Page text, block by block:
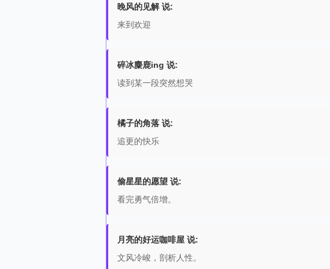
晚风的见解 说:
来到欢迎
碎冰麋鹿ing 说:
读到某一段突然想哭
橘子的角落 说:
追更的快乐
偷星星的愿望 说:
看完勇气倍增。
月亮的好运咖啡屋 说:
文风冷峻，剖析人性。